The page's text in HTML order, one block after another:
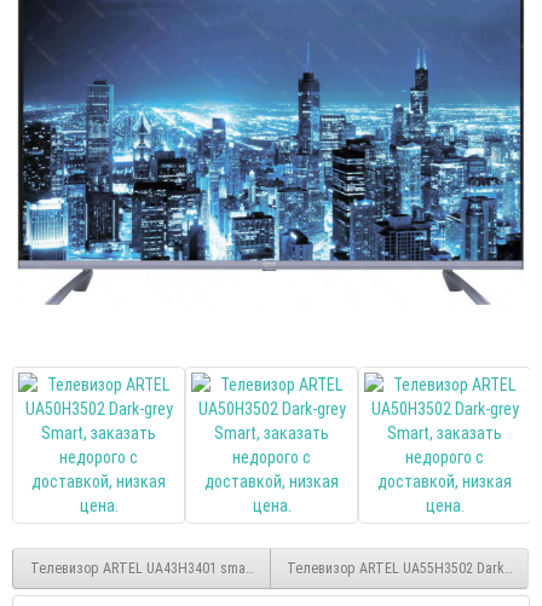
Телевизор ARTEL UA43H3401 smart FHD Телевизор ARTEL UA55H3502 Dark-grey